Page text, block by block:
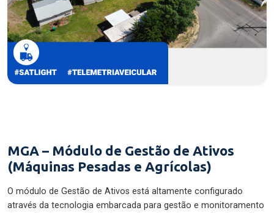
MGA – Módulo de Gestão de Ativos
(Máquinas Pesadas e Agrícolas)
O módulo de Gestão de Ativos está altamente configurado
através da tecnologia embarcada para gestão e monitoramento